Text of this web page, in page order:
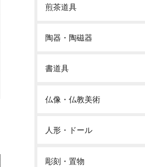
煎茶道具
陶器・陶磁器
書道具
仏像・仏教美術
人形・ドール
彫刻・置物